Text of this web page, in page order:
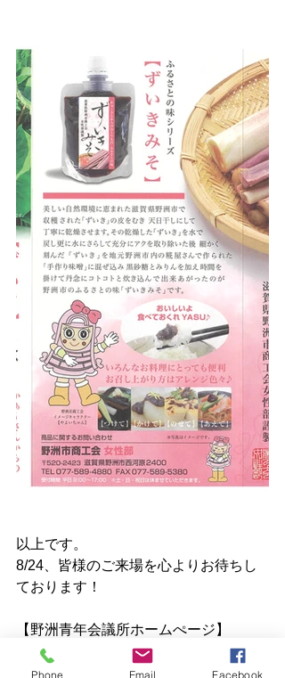
以上です。
8/24、皆様のご来場を心よりお待ちし
ております！
【野洲青年会議所ホームぺージ】
https://www.yasujc.com
【Facebook】
Phone Email Facebook